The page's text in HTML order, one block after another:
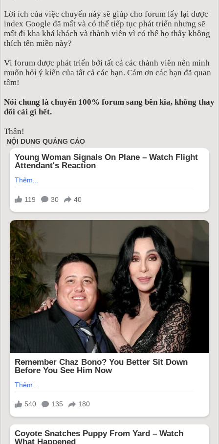
Lời ích của việc chuyển này sẽ giúp cho forum lấy lại được
index Google đã mất và có thể tiếp tục phát triển nhưng sẽ
mất đi kha khá khách và thành viên vì có thể họ thấy không
thích tên miền này?
Vì forum được phát triển bởi tất cả các thành viên nên mình
muốn hỏi ý kiến của tất cả các bạn. Cám ơn các bạn đã quan
tâm!
Nói chung là chuyển 100% forum sang bên kia, không thay
đổi cái gì hết.
Thân!